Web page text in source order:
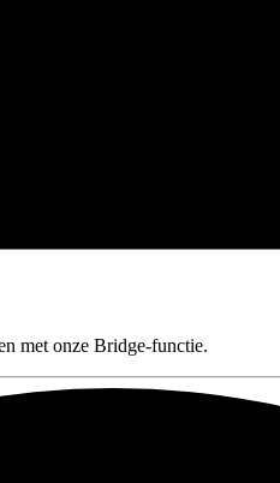
met onze Bridge-functie.